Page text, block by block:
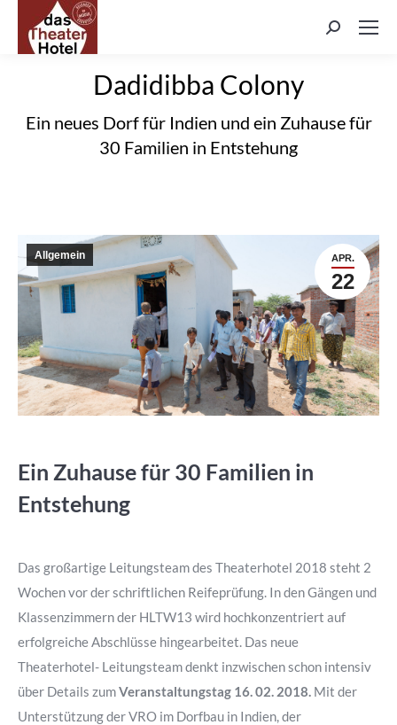
Search:
Dadidibba Colony
Ein neues Dorf für Indien und ein Zuhause für
30 Familien in Entstehung
APR.
22
Allgemein
Ein Zuhause für 30 Familien in
Entstehung
Das großartige Leitungsteam des Theaterhotel 2018 steht 2
Wochen vor der schriftlichen Reifeprüfung. In den Gängen und
Klassenzimmern der HLTW13 wird hochkonzentriert auf
erfolgreiche Abschlüsse hingearbeitet. Das neue
Theaterhotel- Leitungsteam denkt inzwischen schon intensiv
über Details zumVeranstaltungstag 16. 02. 2018. Mit der
Unterstützung der VRO im Dorfbau in Indien, der